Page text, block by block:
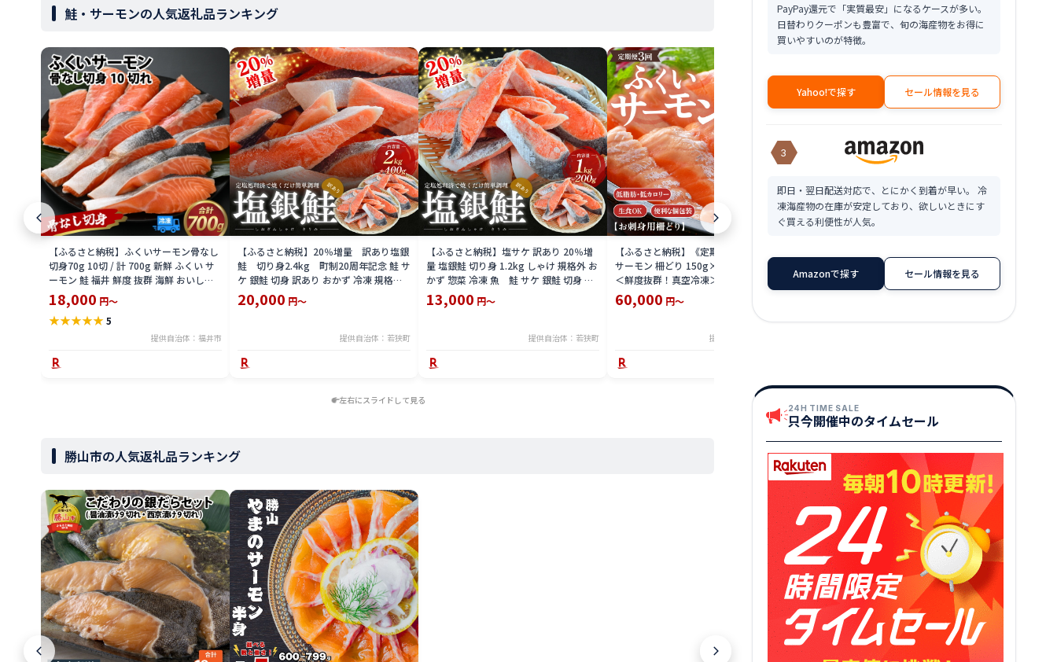
鮭・サーモンの人気返礼品ランキング
【ふるさと納税】ふくいサーモン骨なし
切身70g 10切 / 計 700g 新鮮 ふくい サ
ーモン 鮭 福井 鮮度 抜群 海鮮 おいしい
骨なし 手軽 おかず 冷凍 配送 10切れ
70g 脂 のった 養殖 刺身 焼き ムニエル
カルパッチョ [A-083004]
18,000 円～
★★★★★5
提供自治体：福井市
【ふるさと納税】20％増量 訳あり塩銀
鮭 切り身2.4kg 町制20周年記念 鮭 サ
ケ 銀鮭 切身 訳あり おかず 冷凍 規格外
お取り寄せ 福井県 若狭町
20,000 円～
提供自治体：若狭町
【ふるさと納税】塩サケ 訳あり 20％増
量 塩銀鮭 切り身 1.2kg しゃけ 規格外 お
かず 惣菜 冷凍 魚 鮭 サケ 銀鮭 切身 お
取り寄せ
13,000 円～
提供自治体：若狭町
【ふるさと納税】《定期便3回》ふくい
サーモン 柵どり 150g×4パック 計600g
＜鮮度抜群！真空冷凍＞ ／ 生食OK 刺身
鮭 国産
60,000 円～
提供自治体：あわら市
産】数量限定！海鮮丼の具の贅沢6種類
セット/ 送料無料 福井県 越前市 武生 冷
凍 鮪 まぐろ サーモン タイ 鯛 鮭 いくら
発送時期が選べる(18209)
★★★★★3.29
ン 100g ×
さけ マグロ 鮪
左右にスライドして見る
勝山市の人気返礼品ランキング
PayPay還元で「実質最安」になるケースが多い。
日替わりクーポンも豊富で、旬の海産物をお得に
買いやすいのが特徴。
Yahoo!で探す セール情報を見る
3
即日・翌日配送対応で、とにかく到着が早い。 冷
凍海産物の在庫が安定しており、欲しいときにす
ぐ買える利便性が人気。
Amazonで探す セール情報を見る
24H TIME SALE
只今開催中のタイムセール